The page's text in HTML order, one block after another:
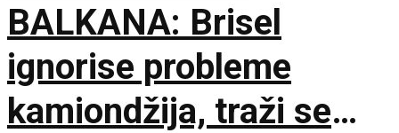
BALKANA: Brisel
ignorise probleme
kamiondžija, traži se